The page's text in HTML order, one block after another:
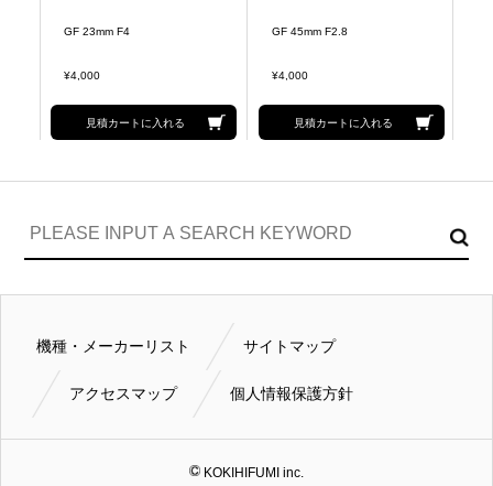
GF 23mm F4
¥4,000
見積カートに入れる
GF 45mm F2.8
¥4,000
見積カートに入れる
機種・メーカーリスト サイトマップ
アクセスマップ 個人情報保護方針
KOKIHIFUMI inc.